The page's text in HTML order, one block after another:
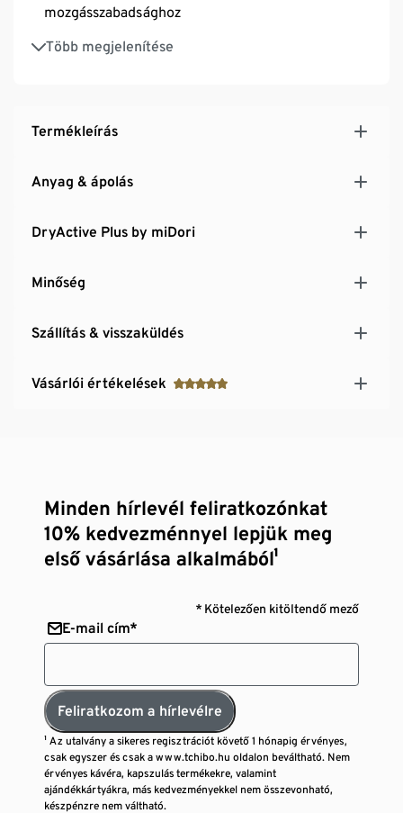
mozgásszabadsághoz
Több megjelenítése
1 cipzáras farzseb
2 bevágott zseb
Termékleírás
Anyag & ápolás
DryActive Plus by miDori
Minőség
Szállítás & visszaküldés
Vásárlói értékelések
Minden hírlevél feliratkozónkat
10% kedvezménnyel lepjük meg
első vásárlása alkalmából¹
* Kötelezően kitöltendő mező
E-mail cím*
Feliratkozom a hírlevélre
¹ Az utalvány a sikeres regisztrációt követő 1 hónapig érvényes,
csak egyszer és csak a www.tchibo.hu oldalon beváltható. Nem
érvényes kávéra, kapszulás termékekre, valamint
ajándékkártyákra, más kedvezményekkel nem összevonható,
készpénzre nem váltható.